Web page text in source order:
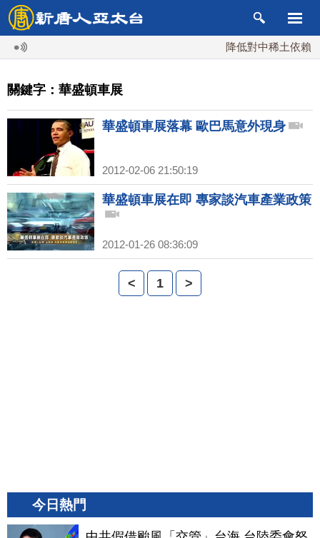
降低對中稀土依賴
關鍵字：華盛頓車展
華盛頓車展落幕 歐巴馬意外現身
2012-02-06 21:50:19
華盛頓車展在即 專家談汽車產業政策
2012-01-26 08:36:09
< 1 >
今日熱門